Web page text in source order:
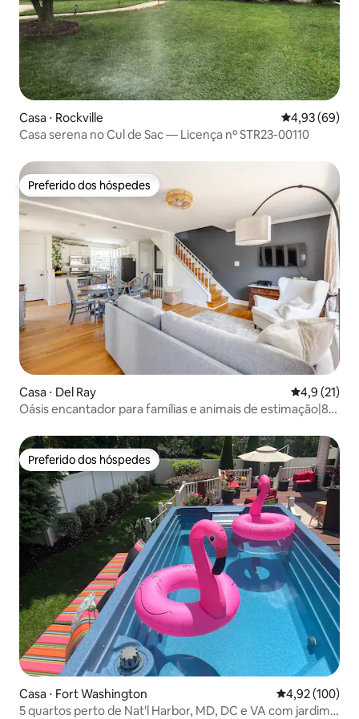
Casa ⋅ Rockville 4,93 de uma
4,93 (69)
Casa serena no Cul de Sac — Licença nº STR23-00110
Preferido dos hóspedes
Preferido dos hóspedes
Casa ⋅ Del Ray 4,9 de uma
4,9 (21)
Oásis encantador para famílias e animais de estimação|8
Preferido dos hóspedes
Preferido dos hóspedes
Casa ⋅ Fort Washington 4,92 de uma
4,92 (100)
5 quartos perto de Nat'l Harbor, MD, DC e VA com jardim